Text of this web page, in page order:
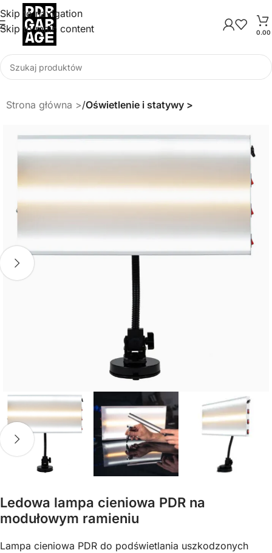
Skip to navigation
Skip to main content
0.00
Strona główna Oświetlenie i statywy
Ledowa lampa cieniowa PDR na
modułowym ramieniu
Lampa cieniowa PDR do podświetlania uszkodzonych